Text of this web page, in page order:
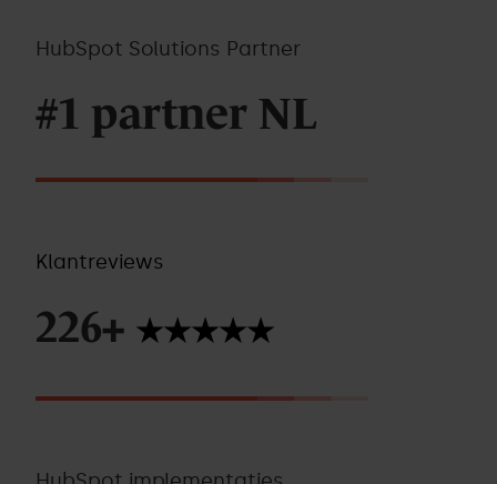
HubSpot Solutions Partner
#1 partner NL
Klantreviews
226+ ★★★★★